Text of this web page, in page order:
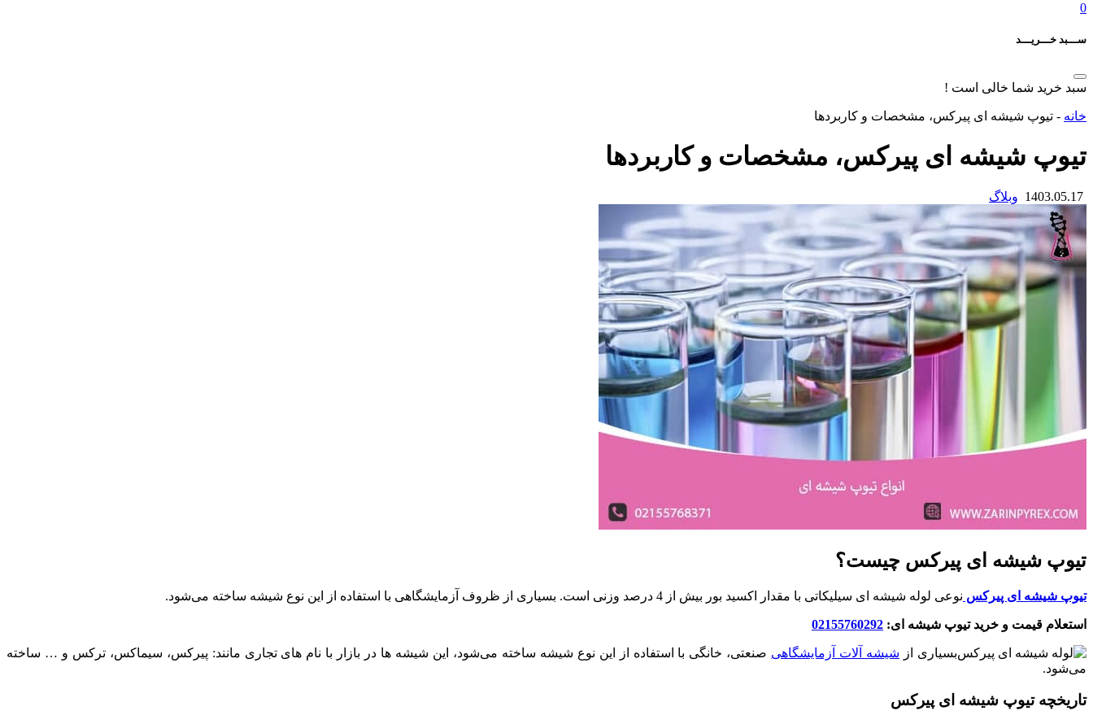
0
ســـبد خـــریـــد
سبد خرید شما خالی است !
خانه - تیوپ شیشه ای پیرکس، مشخصات و کاربردها
تیوپ شیشه ای پیرکس، مشخصات و کاربردها
وبلاگ
تیوپ شیشه ای پیرکس چیست؟
تیوپ شیشه ای پیرکس نوعی لوله شیشه ای سیلیکاتی با مقدار اکسید بور بیش از 4 درصد وزنی است. بسیاری از ظروف آزمایشگاهی با استفاده از این نوع شیشه ساخته می‌شود.
استعلام قیمت و خرید تیوپ شیشه ای: 02155760292
بسیاری از شیشه آلات آزمایشگاهی صنعتی، خانگی با استفاده از این نوع شیشه ساخته می‌شود، این شیشه ها در بازار با نام های تجاری مانند: پیرکس، سیماکس، ترکس و … ساخته
می‌شود.
تاریخچه تیوپ شیشه ای پیرکس